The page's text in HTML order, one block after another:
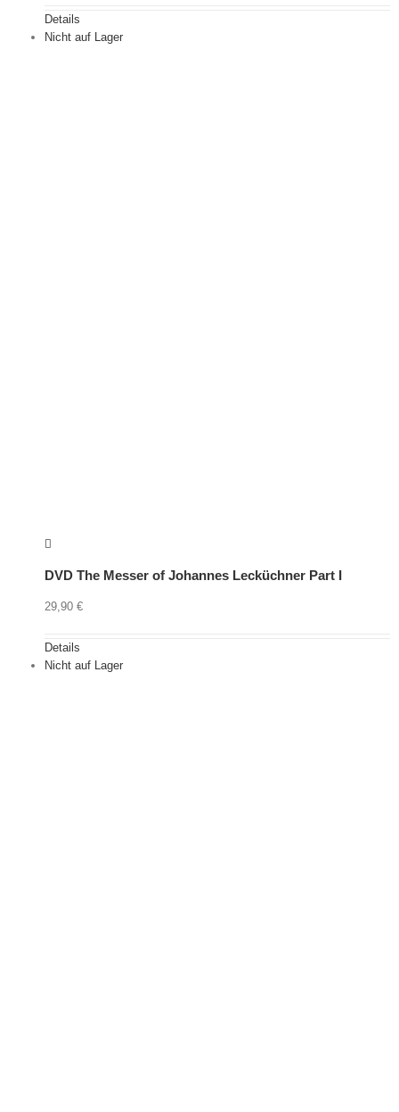
Details
Nicht auf Lager
DVD The Messer of Johannes Lecküchner Part I
29,90 €
Details
Nicht auf Lager